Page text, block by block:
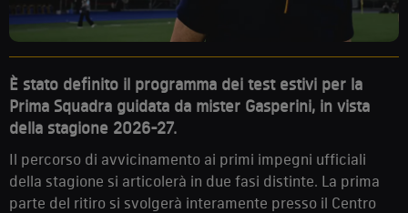
È stato definito il programma dei test estivi per la
Prima Squadra guidata da mister Gasperini, in vista
della stagione 2026-27.
Il percorso di avvicinamento ai primi impegni ufficiali
della stagione si articolerà in due fasi distinte. La prima
parte del ritiro si svolgerà interamente presso il Centro